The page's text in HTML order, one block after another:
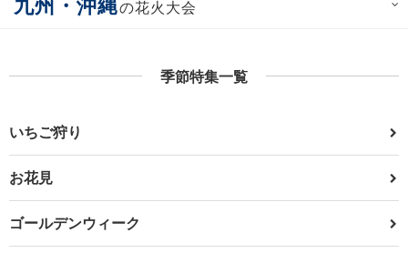
の花火大会
季節特集一覧
いちご狩り
お花見
ゴールデンウィーク